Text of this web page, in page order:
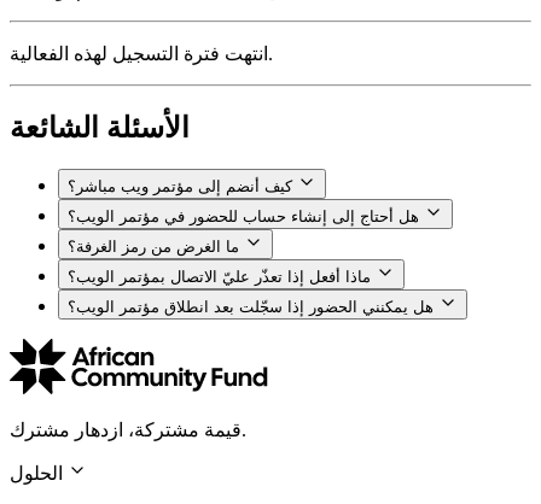
انتهت فترة التسجيل لهذه الفعالية.
الأسئلة الشائعة
كيف أنضم إلى مؤتمر ويب مباشر؟
هل أحتاج إلى إنشاء حساب للحضور في مؤتمر الويب؟
ما الغرض من رمز الغرفة؟
ماذا أفعل إذا تعذّر عليّ الاتصال بمؤتمر الويب؟
هل يمكنني الحضور إذا سجّلت بعد انطلاق مؤتمر الويب؟
قيمة مشتركة، ازدهار مشترك.
الحلول